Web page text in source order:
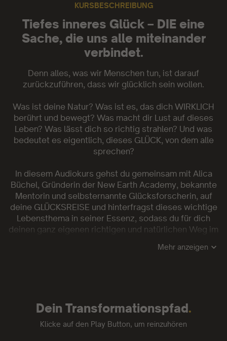
KURSBESCHREIBUNG
Tiefes inneres Glück – DIE eine
Sache, die uns alle miteinander
verbindet.
Denn alles, was wir Menschen tun, ist darauf
zurückzuführen, dass wir glücklich sein wollen.
Was ist deine Natur? Was ist es, das dich WIRKLICH
berührt und bewegt? Was macht dir Lust auf dieses
Leben? Was lässt dich so richtig strahlen? Und was
bedeutet es eigentlich, dieses GLÜCK, von dem alle
sprechen?
In diesem Audiokurs gehst du gemeinsam mit Alica
Büchel, Gründerin der New Earth Academy, bekannte
Mentorin und selbsternannte Glücksforscherin, auf
deine GLÜCKSREISE und hinterfragst dieses wichtige
Lebensthema in seiner Essenz, sodass du für dich
deinen ganz eigenen richtigen und natürlichen Weg im
Wenn du dich bisher mit Entscheidungen, Antworten
und Herausforderungen schwergetan hast, erhältst du
in diesem Kurs eine für dich passende Glücksformel,
Mehr anzeigen
Dein Transformationspfad.
Klicke auf den Play Button, um reinzuhören